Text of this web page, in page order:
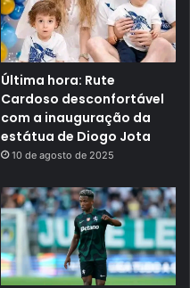
Última hora: Rute
Cardoso desconfortável
com a inauguração da
estátua de Diogo Jota
10 de agosto de 2025